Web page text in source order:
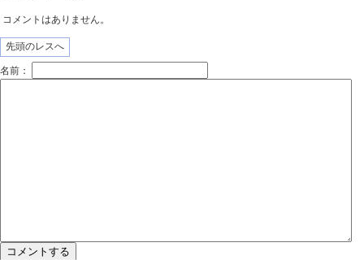
コメントはありません。
先頭のレスへ
名前：